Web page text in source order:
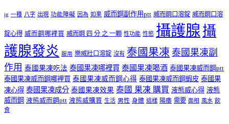
ig 一種 八字 出現 功能障礙 因為 如果 威而鋼副作用ptt 威而鋼口溶錠 威而鋼口溶
錠心得 威而鋼哪裡買 威而鋼 四 分 之 一顆 性功能 性慾 攝護腺 攝
護腺發炎 服用 樂威壯口溶錠 沒有 泰國果凍 泰國果凍副
作用 泰國果凍吃法 泰國果凍哪裡買 泰國果凍喝酒 泰國果凍威而鋼ptt
泰國果凍威而鋼哪裡買 泰國果凍威而鋼心得 泰國果凍威而鋼蝦皮 泰國果
凍心得 泰國果凍成分 泰國果凍效果 泰國 果凍 購買 液態威心得 液態
威而鋼 液態威而鋼ptt 液態威購買 生活 男性 身體 這樣 陽痿 需要 面相 風水 飲
食